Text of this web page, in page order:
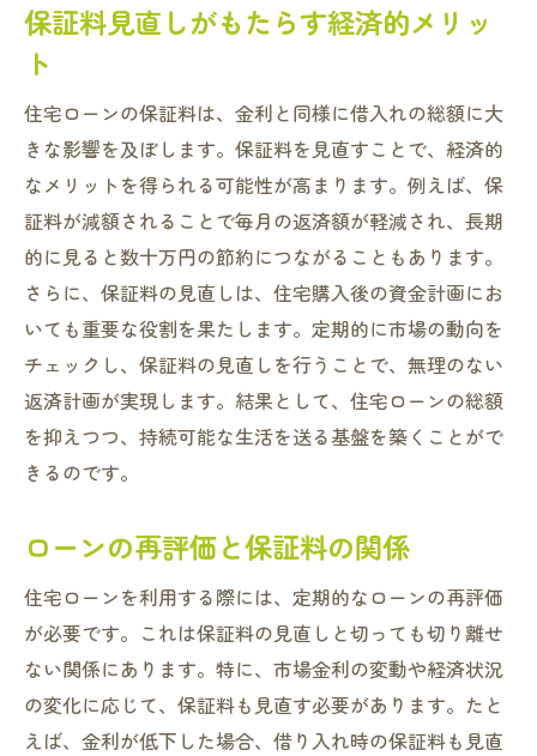
保証料見直しがもたらす経済的メリッ
ト
住宅ローンの保証料は、金利と同様に借入れの総額に大
きな影響を及ぼします。保証料を見直すことで、経済的
なメリットを得られる可能性が高まります。例えば、保
証料が減額されることで毎月の返済額が軽減され、長期
的に見ると数十万円の節約につながることもあります。
さらに、保証料の見直しは、住宅購入後の資金計画にお
いても重要な役割を果たします。定期的に市場の動向を
チェックし、保証料の見直しを行うことで、無理のない
返済計画が実現します。結果として、住宅ローンの総額
を抑えつつ、持続可能な生活を送る基盤を築くことがで
きるのです。
ローンの再評価と保証料の関係
住宅ローンを利用する際には、定期的なローンの再評価
が必要です。これは保証料の見直しと切っても切り離せ
ない関係にあります。特に、市場金利の変動や経済状況
の変化に応じて、保証料も見直す必要があります。たと
えば、金利が低下した場合、借り入れ時の保証料も見直